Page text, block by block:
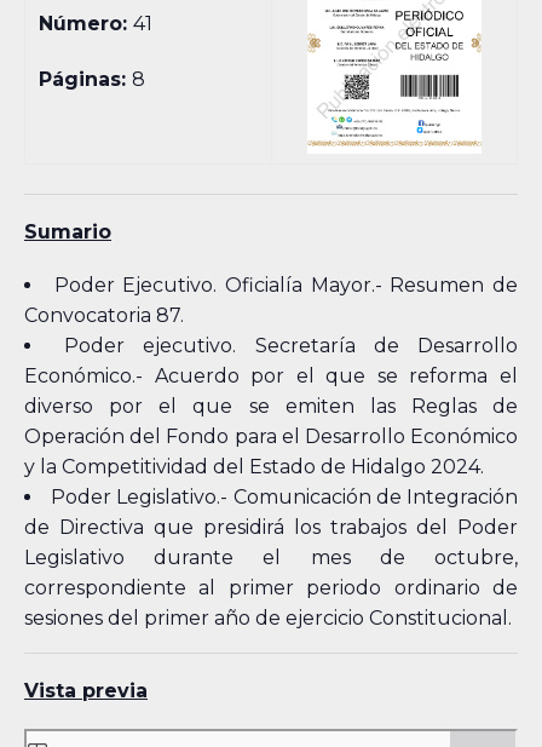
Número:41
Páginas:8
Sumario
Poder Ejecutivo. Oficialía Mayor.- Resumen de
Convocatoria 87.
Poder ejecutivo. Secretaría de Desarrollo
Económico.- Acuerdo por el que se reforma el
diverso por el que se emiten las Reglas de
Operación del Fondo para el Desarrollo Económico
y la Competitividad del Estado de Hidalgo 2024.
Poder Legislativo.- Comunicación de Integración
de Directiva que presidirá los trabajos del Poder
Legislativo durante el mes de octubre,
correspondiente al primer periodo ordinario de
sesiones del primer año de ejercicio Constitucional.
Vista previa